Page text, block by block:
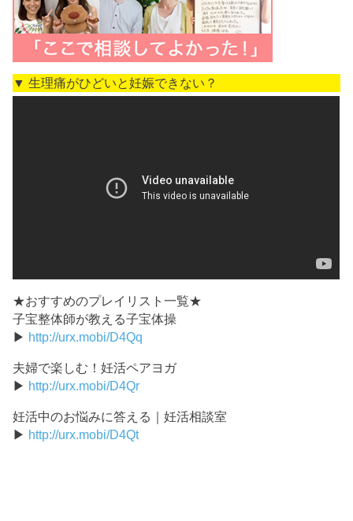
▼ 生理痛がひどいと妊娠できない？
★おすすめのプレイリスト一覧★
子宝整体師が教える子宝体操
▶ http://urx.mobi/D4Qq
夫婦で楽しむ！妊活ペアヨガ
▶ http://urx.mobi/D4Qr
妊活中のお悩みに答える｜妊活相談室
▶ http://urx.mobi/D4Qt